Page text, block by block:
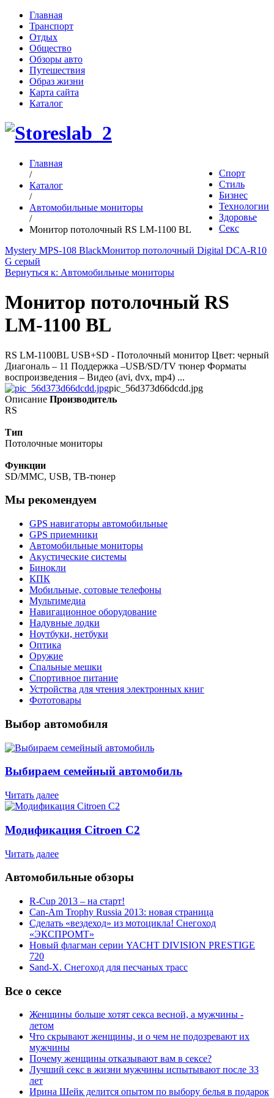
Главная
Транспорт
Отдых
Общество
Обзоры авто
Путешествия
Образ жизни
Карта сайта
Каталог
Спорт
Стиль
Бизнес
Технологии
Здоровье
Секс
Главная
/
Каталог
/
Автомобильные мониторы
/
Монитор потолочный RS LM-1100 BL
Mystery MPS-108 BlackМонитор потолочный Digital DCA-R10
G серый
Вернуться к: Автомобильные мониторы
Монитор потолочный RS
LM-1100 BL
RS LM-1100BL USB+SD - Потолочный монитор Цвет: черный
Диагональ – 11 Поддержка –USB/SD/TV тюнер Форматы
воспроизведения – Видео (avi, dvx, mp4) ...
pic_56d373d66dcdd.jpg
Описание Производитель
RS
Тип
Потолочные мониторы
Функции
SD/MMC, USB, ТВ-тюнер
Мы рекомендуем
GPS навигаторы автомобильные
GPS приемники
Автомобильные мониторы
Акустические системы
Бинокли
КПК
Мобильные, сотовые телефоны
Мультимедиа
Навигационное оборудование
Надувные лодки
Ноутбуки, нетбуки
Оптика
Оружие
Спальные мешки
Спортивное питание
Устройства для чтения электронных книг
Фототовары
Выбор автомобиля
Выбираем семейный автомобиль
Читать далее
Модификация Citroen С2
Читать далее
Автомобильные обзоры
R-Cup 2013 – на старт!
Can-Am Trophy Russia 2013: новая страница
Сделать «вездеход» из мотоцикла! Снегоход
«ЭКСПРОМТ»
Новый флагман серии YACHT DIVISION PRESTIGE
720
Sand-X. Снегоход для песчаных трасс
Все о сексе
Женщины больше хотят секса весной, а мужчины -
летом
Что скрывают женщины, и о чем не подозревают их
мужчины
Почему женщины отказывают вам в сексе?
Лучший секс в жизни мужчины испытывают после 33
лет
Ирина Шейк делится опытом по выбору белья в подарок